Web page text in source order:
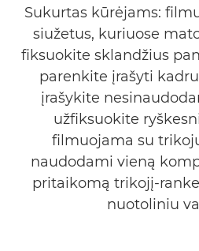
Sukurtas kūrėjams:
siužetus, kuriuose
fiksuokite sklandžius
parenkite įrašyti
įrašykite
užfiksuokite
filmuojama su
naudodami vieną
pritaikomą trikojį-
nuotoliniu